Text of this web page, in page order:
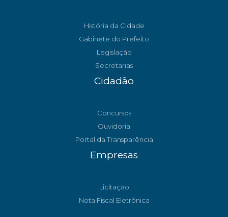
História da Cidade
Gabinete do Prefeito
Legislação
Secretarias
Cidadão
Concursos
Ouvidoria
Portal da Transparência
Empresas
Licitação
Nota Fiscal Eletrônica